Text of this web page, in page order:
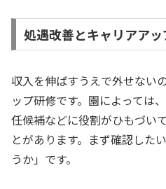
処遇改善とキャリアア
収入を伸ばすうえで外せない
ップ研修です。園によっては
任候補などに役割がひもづい
とがあります。まず確認した
うか」です。